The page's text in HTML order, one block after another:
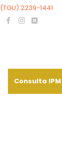
(TGU) 2239-1441
Consulta IPM